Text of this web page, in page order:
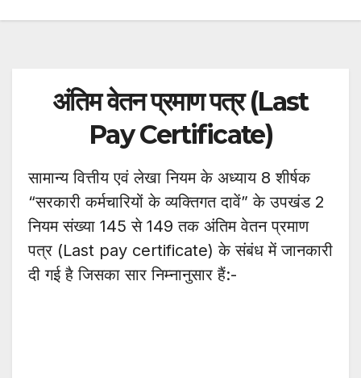
अंतिम वेतन प्रमाण पत्र (Last
Pay Certificate)
सामान्य वित्तीय एवं लेखा नियम के अध्याय 8 शीर्षक
“सरकारी कर्मचारियों के व्यक्तिगत दावें” के उपखंड 2
नियम संख्या 145 से 149 तक अंतिम वेतन प्रमाण
पत्र (Last pay certificate) के संबंध में जानकारी
दी गई है जिसका सार निम्नानुसार हैं:-